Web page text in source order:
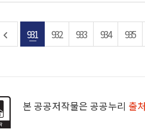
931 932 933 934 935
본 공공저작물은 공공누리 출